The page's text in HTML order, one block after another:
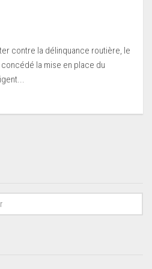
contre la délinquance routière, le
la mise en place du